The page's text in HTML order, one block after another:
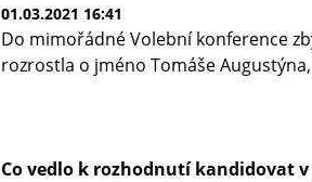
01.03.2021 16:41
Do mimořádné Volební konference
rozrostla o jméno Tomáše
Co vedlo k rozhodnutí kandidovat v